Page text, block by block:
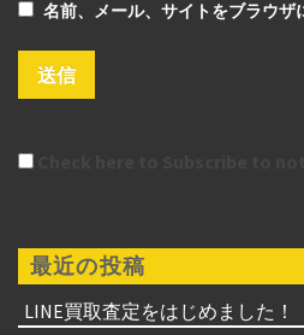
最近の投稿
LINE買取査定をはじめました！